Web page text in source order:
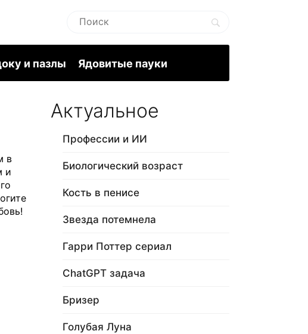
и пазлы Ядовитые пауки
в
и
Актуальное
Профессии и ИИ
Биологический возраст
Кость в пенисе
Звезда потемнела
Гарри Поттер сериал
ChatGPT задача
Бризер
Голубая Луна